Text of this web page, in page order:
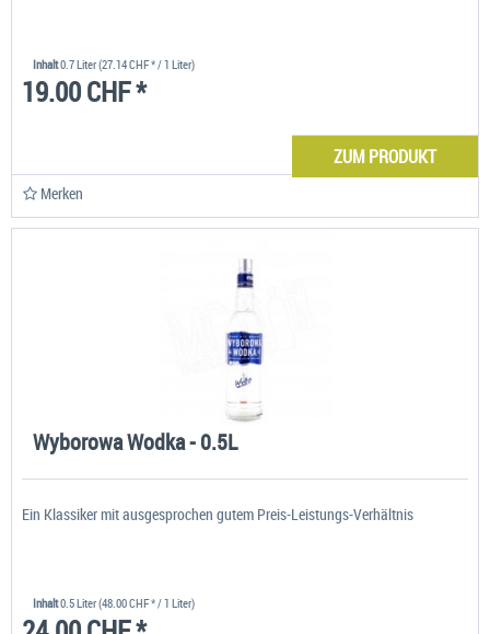
Inhalt0.7 Liter(27.14 CHF * / 1 Liter)
19.00 CHF *
ZUM PRODUKT
Merken
Wyborowa Wodka - 0.5L
Ein Klassiker mit ausgesprochen gutem Preis-Leistungs-Verhältnis
Inhalt0.5 Liter(48.00 CHF * / 1 Liter)